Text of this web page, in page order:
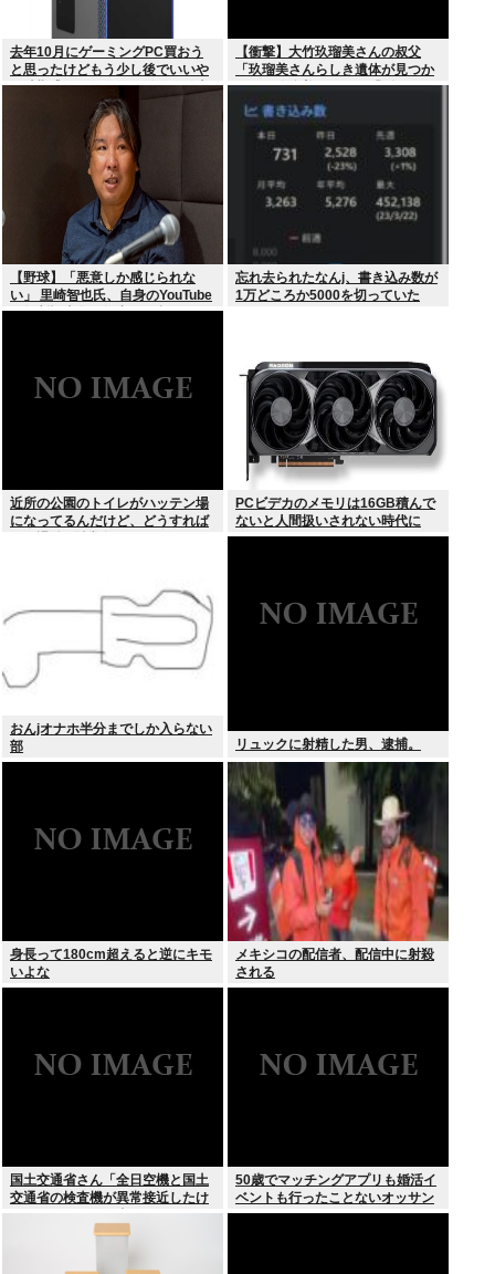
去年10月にゲーミングPC買おう
と思ったけどもう少し後でいいや
で時期逃したらうなぎ登りに値上
がりしていった
【衝撃】大竹玖瑠美さんの叔父
「玖瑠美さんらしき遺体が見つか
った」玖瑠美さんの母「ギャー
！！ 」
【野球】「悪意しか感じられな
い」 里崎智也氏、自身のYouTube
の無断記事化へ物申す… 語るメデ
忘れ去られたなんj、書き込み数が
1万どころか5000を切っていた
近所の公園のトイレがハッテン場
になってるんだけど、どうすれば
PCビデカのメモリは16GB積んで
ないと人間扱いされない時代に
おんjオナホ半分までしか入らない
部
リュックに射精した男、逮捕。
身長って180cm超えると逆にキモ
いよな
メキシコの配信者、配信中に射殺
される
国土交通省さん「全日空機と国土
交通省の検査機が異常接近したけ
ど”ニアミス”には当たらない(ニチ
50歳でマッチングアプリも婚活イ
ベントも行ったことないオッサン
だが